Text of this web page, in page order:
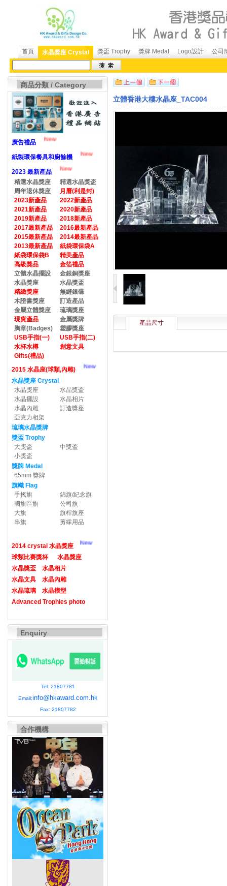
首頁 水晶獎座 Crystal 獎盃 Trophy 獎牌 Medal Logo設計 公司
商品分類 / Category
廣告禮品 New
紙製環保餐具和廚餘機 New
2023 最新產品
New
精選水晶獎座
精選水晶獎盃
周年退休獎座
月曆(利是封)
2023新產品
2022新產品
2021新產品
2020新產品
2019新產品
2018新產品
2017最新產品
2016最新產品
2015最新產品
2014最新產品
2013最新產品
紙袋環保袋A
紙袋環保袋B
精美產品
高級獎品
金箔禮品
立體水晶擺設
金銀銅獎座
水晶獎座
水晶獎盃
精緻獎座
無縫銀碟
木證書獎座
訂造產品
金屬立體獎座
琉璃獎座
現貨產品
金屬獎牌
胸章(Badges)
塑膠獎座
USB手指(一)
USB手指(二)
水杯水樽
創意文具
Gifts(禮品)
2015 水晶座(球類,內雕)
New
水晶獎座 Crystal
水晶獎座
水晶獎盃
水晶擺設
水晶相片
水晶內雕
訂造獎座
亞克力相架
琉璃水晶獎牌
獎盃 Trophy
大獎盃
中獎盃
小獎盃
獎牌 Medal
65mm 獎牌
旗幟 Flag
手搖旗
錦旗/紀念旗
國旗區旗
公司旗
大旗
旗桿旗座
串旗
剪綵用品
2014 crystal 水晶獎座 New
球類比賽獎杯
水晶獎座
水晶獎盃
水晶相片
水晶文具
水晶內雕
水晶琉璃
水晶模型
Advanced Trophies photo
Enquiry
Tel: 21807781
Email:info@hkaward.com.hk
Fax: 21807782
合作機構
立體香港大樓水晶座_TAC004
產品尺寸